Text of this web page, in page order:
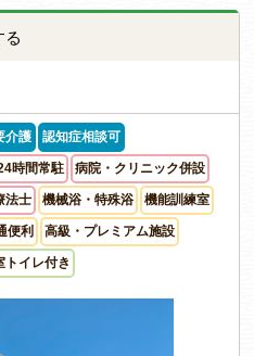
る
介護 認知症相談可
時間常駐 病院・クリニック併設
法士 機械浴・特殊浴 機能訓練室
便利 高級・プレミアム施設
トイレ付き